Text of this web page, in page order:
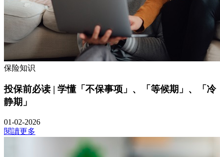
保险知识
投保前必读 | 学懂「不保事项」、「等候期」、「冷
静期」
01-02-2026
閱讀更多